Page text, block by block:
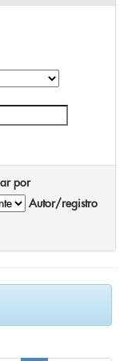
por
Autor/registro